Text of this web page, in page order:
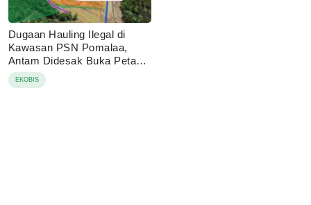
Dugaan Hauling Ilegal di
Kawasan PSN Pomalaa,
Antam Didesak Buka Peta
IUP
EKOBIS